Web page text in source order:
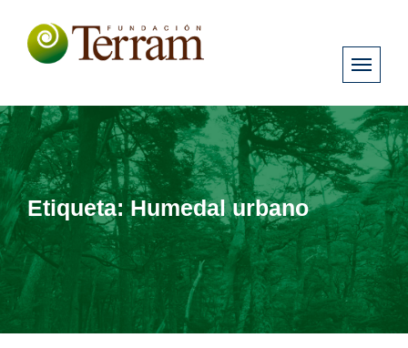
Etiqueta:Humedal urbano